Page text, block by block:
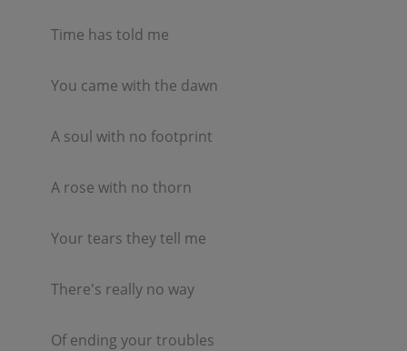
Time has told me
You came with the dawn
A soul with no footprint
A rose with no thorn
Your tears they tell me
There's really no way
Of ending your troubles